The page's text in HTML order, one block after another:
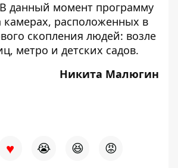
данный момент программу
камерах, расположенных в
скопления людей: возле
метро и детских садов.
Никита Малюгин
♥ 😭 😆 😡